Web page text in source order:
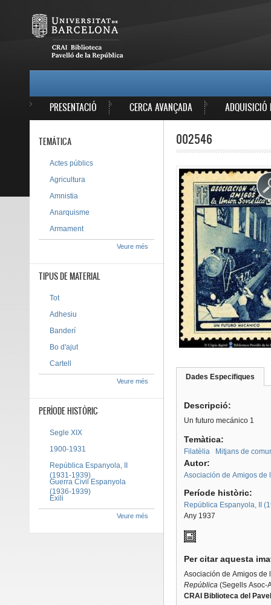
PRESENTACIÓ CERCA AVANÇADA ADQUISICIÓ
002546
Dades Especifiques
Descripció:
Un futuro mecánico 1
Temàtica:
Filatèlia Mitjans de
Autor:
Asociación de Amigos de
Període històric:
República Espanyola, II
Any 1937
Per citar aquesta
Asociación de Amigos de
República(Segells Asoc-
CRAI Biblioteca del
TEMÀTICA
Actes públics
Agricultura
Amnistia
Anarquisme
Armament
Veure més
TIPUS DE MATERIAL
Tot
Adhesiu
Banderí
Bo d'ajut
Cartell
Veure més
PERÍODE HISTÒRIC
Segle XIX
1900-1931
República Espanyola, II
(1931-1939)
Guerra Civil Espanyola
(1936-1939)
Exili
Veure més